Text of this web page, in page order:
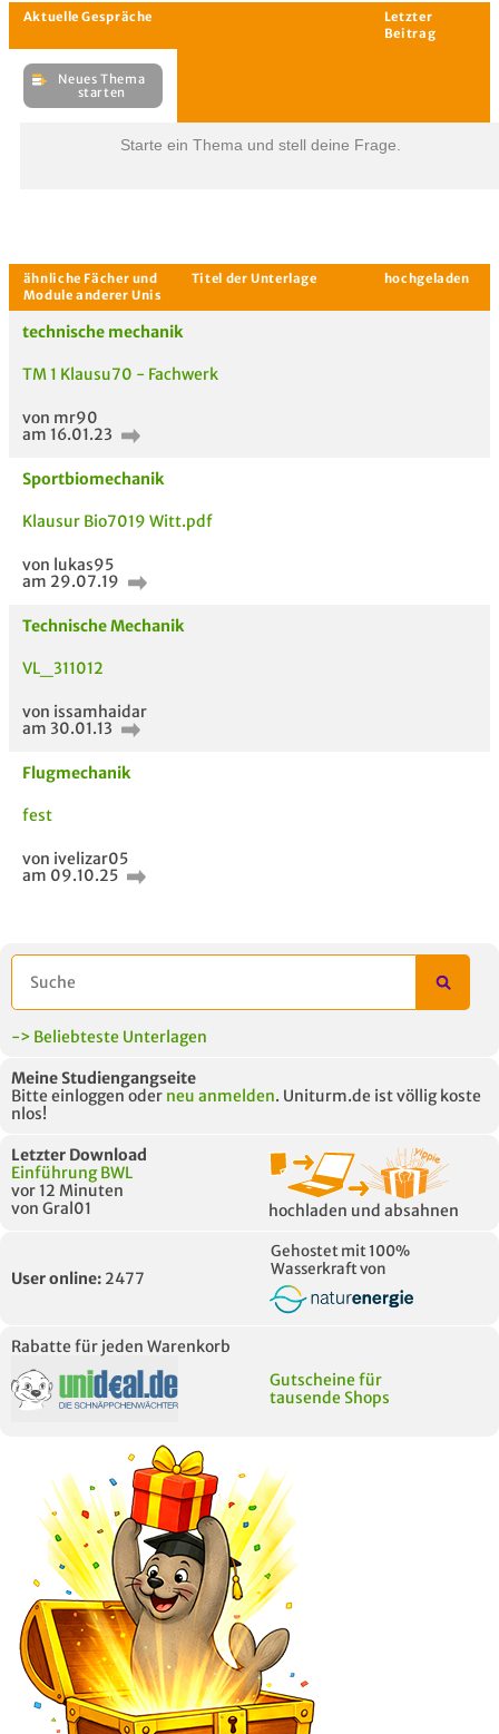
Aktuelle Gespräche
starten
Starte ein Thema und stell deine Frage.
ähnliche Fächer und
Module anderer Unis
technische mechanik
TM 1 Klausu70 - Fachwerk
von mr90
am 16.01.23
Sportbiomechanik
Klausur Bio7019 Witt.pdf
von lukas95
am 29.07.19
Technische Mechanik
VL_311012
von issamhaidar
am 30.01.13
Flugmechanik
fest
von ivelizar05
am 09.10.25
-> Beliebteste Unterlagen
Meine Studiengangseite
Bitte einloggen oder neu anmelden. Uniturm.de ist völlig koste
nlos!
Letzter Download
Einführung BWL
vor 12 Minuten
von Gral01
hochladen und absahnen
User online: 2477
Gehostet mit 100%
Wasserkraft von
Rabatte für jeden Warenkorb
Gutscheine für
tausende Shops